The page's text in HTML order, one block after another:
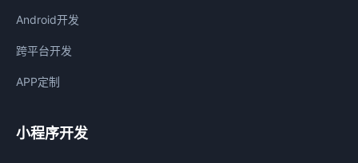
Android开发
跨平台开发
APP定制
小程序开发